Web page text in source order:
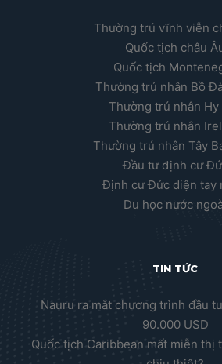
Thường trú vĩnh viễn
Quốc tịch châu
Quốc tịch
Thường trú nhân Bồ
Thường trú nhân Hy
Thường trú nhân
Thường trú nhân Tây
Đầu tư định cư
Định cư Đức diện tay
Du học nước
TIN TỨC
Nauru ra mắt chương trình đầu
90.000 USD
Quốc tịch Caribbean mất miễn thị